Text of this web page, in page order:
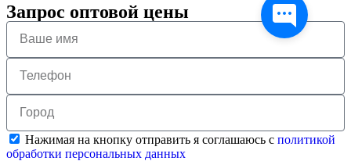
Запрос оптовой цены
Нажимая на кнопку отправить я соглашаюсь с политикой
обработки персональных данных